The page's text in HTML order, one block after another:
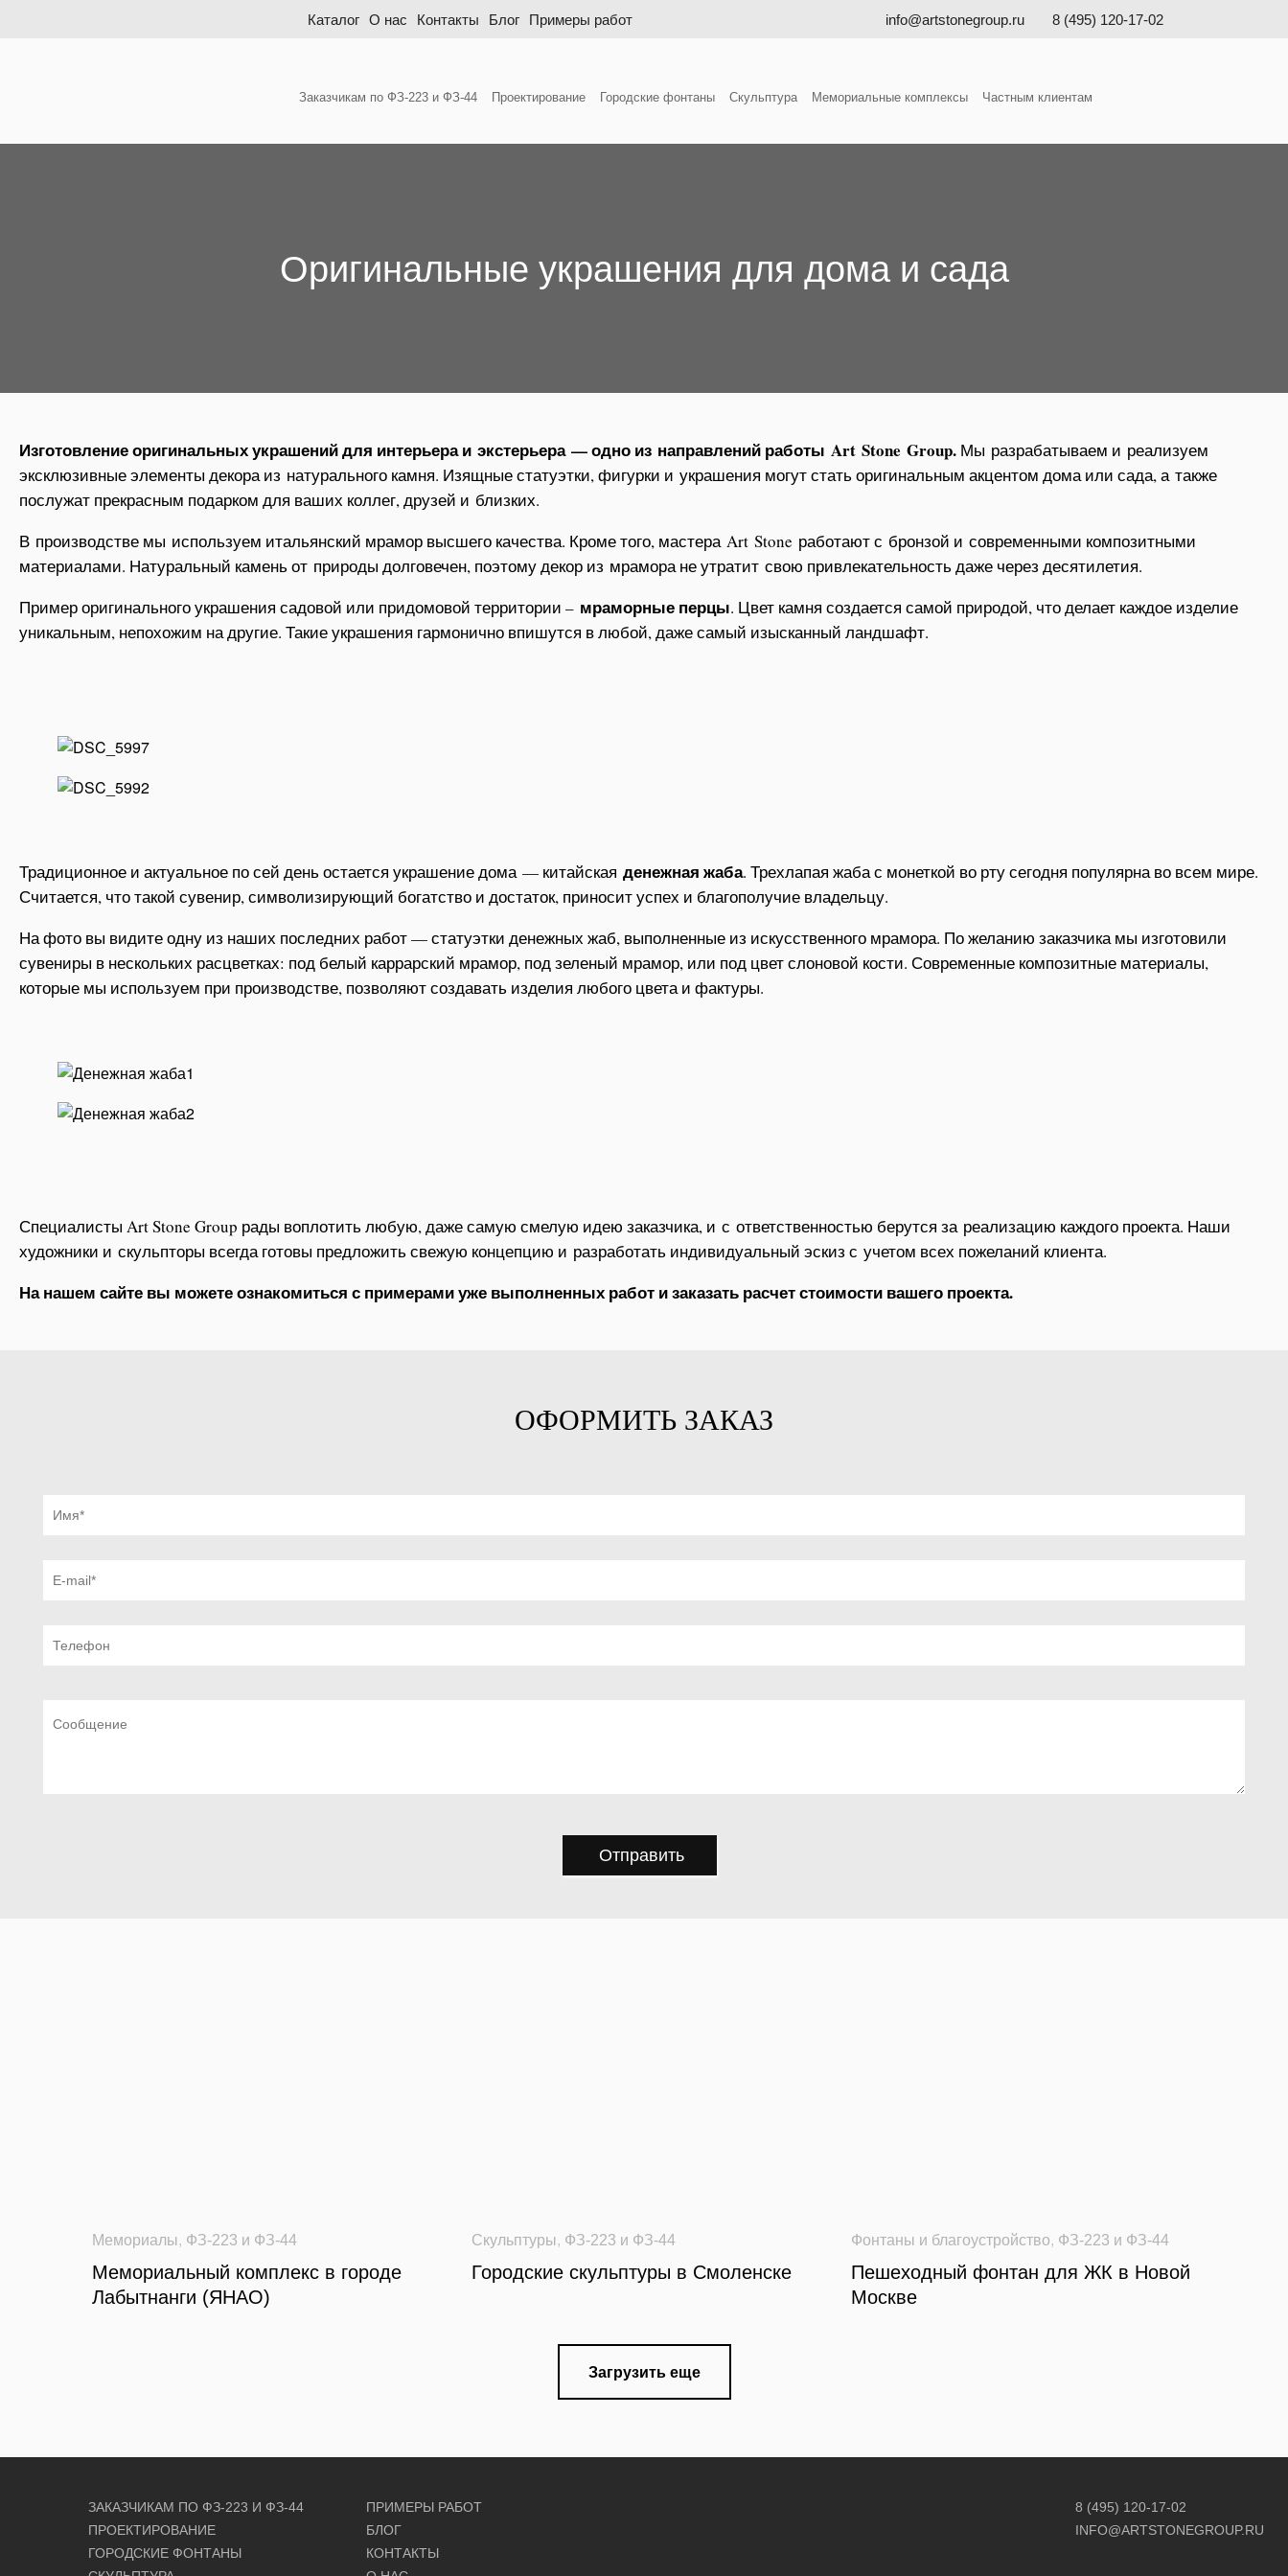
Примеры работ
Блог
Контакты
О нас
Каталог 8 (495) 120-17-02
info@artstonegroup.ru
Заказчикам по ФЗ-223 и ФЗ-44 Проектирование Городские фонтаны Скульптура Мемориальные комплексы Частным клиентам
Оригинальные украшения для дома и сада
Изготовление оригинальных украшений для интерьера и экстерьера — одно из направлений работы Art Stone Group. Мы разрабатываем и реализуем
эксклюзивные элементы декора из натурального камня. Изящные статуэтки, фигурки и украшения могут стать оригинальным акцентом дома или сада, а также
послужат прекрасным подарком для ваших коллег, друзей и близких.
В производстве мы используем итальянский мрамор высшего качества. Кроме того, мастера Art Stone работают с бронзой и современными композитными
материалами. Натуральный камень от природы долговечен, поэтому декор из мрамора не утратит свою привлекательность даже через десятилетия.
Пример оригинального украшения садовой или придомовой территории – мраморные перцы. Цвет камня создается самой природой, что делает каждое изделие
уникальным, непохожим на другие. Такие украшения гармонично впишутся в любой, даже самый изысканный ландшафт.
Традиционное и актуальное по сей день остается украшение дома — китайская денежная жаба. Трехлапая жаба с монеткой во рту сегодня популярна во всем мире.
Считается, что такой сувенир, символизирующий богатство и достаток, приносит успех и благополучие владельцу.
На фото вы видите одну из наших последних работ — статуэтки денежных жаб, выполненные из искусственного мрамора. По желанию заказчика мы изготовили
сувениры в нескольких расцветках: под белый каррарский мрамор, под зеленый мрамор, или под цвет слоновой кости. Современные композитные материалы,
которые мы используем при производстве, позволяют создавать изделия любого цвета и фактуры.
Специалисты Art Stone Group рады воплотить любую, даже самую смелую идею заказчика, и с ответственностью берутся за реализацию каждого проекта. Наши
художники и скульпторы всегда готовы предложить свежую концепцию и разработать индивидуальный эскиз с учетом всех пожеланий клиента.
На нашем сайте вы можете ознакомиться с примерами уже выполненных работ и заказать расчет стоимости вашего проекта.
ОФОРМИТЬ ЗАКАЗ
Отправить
Мемориалы, ФЗ-223 и ФЗ-44
Мемориальный комплекс в городе
Лабытнанги (ЯНАО)
Скульптуры, ФЗ-223 и ФЗ-44
Городские скульптуры в Смоленске
Фонтаны и благоустройство, ФЗ-223 и ФЗ-44
Пешеходный фонтан для ЖК в Новой
Москве
Загрузить еще
ЗАКАЗЧИКАМ ПО ФЗ-223 И ФЗ-44
ПРОЕКТИРОВАНИЕ
ГОРОДСКИЕ ФОНТАНЫ
ПРИМЕРЫ РАБОТ
БЛОГ
КОНТАКТЫ
8 (495) 120-17-02
INFO@ARTSTONEGROUP.RU